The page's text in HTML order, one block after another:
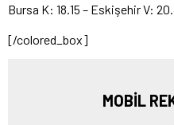
Bursa K: 18.15 – Eskişehir V:
[/colored_box]
MOBİL